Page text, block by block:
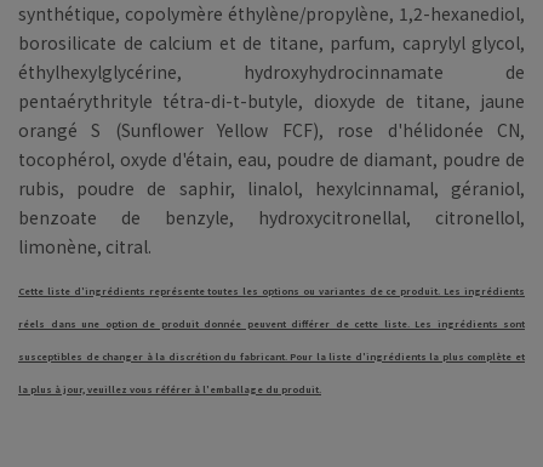
synthétique, copolymère éthylène/propylène, 1,2-hexanediol,
borosilicate de calcium et de titane, parfum, caprylyl glycol,
éthylhexylglycérine, hydroxyhydrocinnamate de
pentaérythrityle tétra-di-t-butyle, dioxyde de titane, jaune
orangé S (Sunflower Yellow FCF), rose d'hélidonée CN,
tocophérol, oxyde d'étain, eau, poudre de diamant, poudre de
rubis, poudre de saphir, linalol, hexylcinnamal, géraniol,
benzoate de benzyle, hydroxycitronellal, citronellol,
limonène, citral.
Cette liste d'ingrédients représente toutes les options ou variantes de ce produit. Les ingrédients
réels dans une option de produit donnée peuvent différer de cette liste. Les ingrédients sont
susceptibles de changer à la discrétion du fabricant. Pour la liste d'ingrédients la plus complète et
la plus à jour, veuillez vous référer à l'emballage du produit.